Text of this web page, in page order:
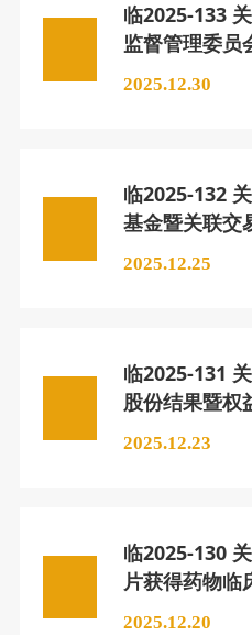
临2025-133
监督管理委员
《行政处罚
2025.12.30
临2025-132
基金暨关联
告
2025.12.25
临2025-131
股份结果暨权
度的提示
2025.12.23
临2025-130
片获得药物临
书的公告
2025.12.20